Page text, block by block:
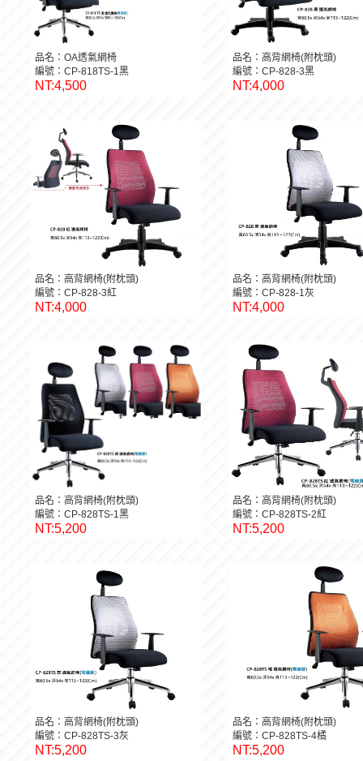
品名：OA透氣網椅
編號：CP-818TS-1黑
NT:4,500
品名：高背網椅(附枕頭)
編號：CP-828-3黑
NT:4,000
品名：高背網椅(附枕頭)
編號：CP-828-3紅
NT:4,000
品名：高背網椅(附枕頭)
編號：CP-828-1灰
NT:4,000
品名：高背網椅(附枕頭)
編號：CP-828TS-1黑
NT:5,200
品名：高背網椅(附枕頭)
編號：CP-828TS-2紅
NT:5,200
品名：高背網椅(附枕頭)
編號：CP-828TS-3灰
NT:5,200
品名：高背網椅(附枕頭)
編號：CP-828TS-4橘
NT:5,200